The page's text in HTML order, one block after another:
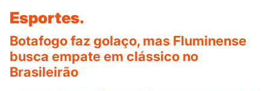
Esportes.
Botafogo faz golaço, mas Fluminense
busca empate em clássico no
Brasileirão